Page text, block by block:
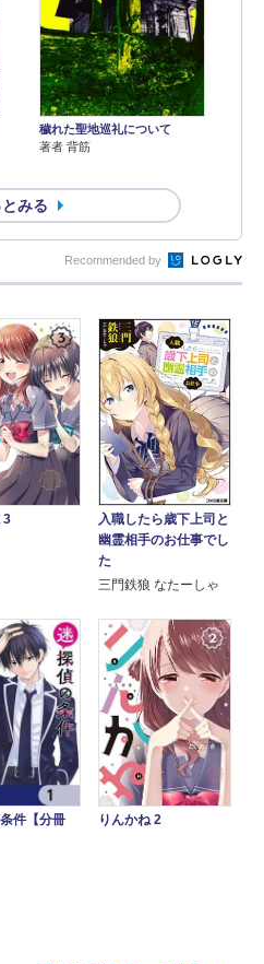
穢れた聖地巡礼について
著者 背筋
みる
Recommended by
3
入職したら歳下上司と
幽霊相手のお仕事でし
た
三門鉄狼 なたーしゃ
件【分冊
りんかね 2